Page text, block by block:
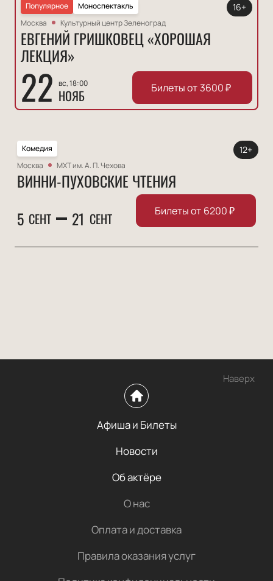
Моноспектакль
Популярное
Москва
Культурный центр Зеленоград
ЕВГЕНИЙ ГРИШКОВЕЦ «ХОРОШАЯ
ЛЕКЦИЯ»
22 вс, 18:00
НОЯБ
16+
Билеты от 3600₽
Комедия
Москва
МХТ им. А. П. Чехова
ВИННИ-ПУХОВСКИЕ ЧТЕНИЯ
5 СЕНТ 21 СЕНТ
12+
Билеты от 6200₽
Наверх
Афиша и Билеты
Новости
Об актёре
О нас
Оплата и доставка
Правила оказания услуг